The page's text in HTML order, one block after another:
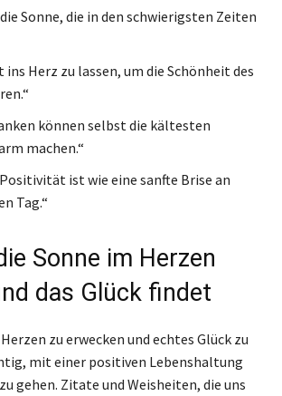
Sonne, die in den schwierigsten Zeiten
ins Herz zu lassen, um die Schönheit des
können selbst die kältesten
machen.“
Positivität ist wie eine sanfte Brise an
Tag.“
Sonne im Herzen
das Glück findet
zu erwecken und echtes Glück zu
mit einer positiven Lebenshaltung
gehen. Zitate und Weisheiten, die uns